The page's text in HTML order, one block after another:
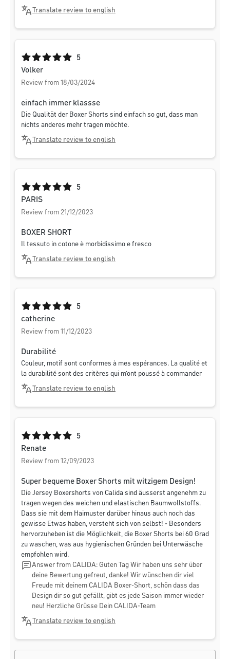
Translate review to english
Average rating of 5 out of 5 stars
5
Volker
Review from 18/03/2024
einfach immer klassse
Die Qualität der Boxer Shorts sind einfach so gut, dass man
nichts anderes mehr tragen möchte.
Translate review to english
Average rating of 5 out of 5 stars
5
PARIS
Review from 21/12/2023
BOXER SHORT
Il tessuto in cotone è morbidissimo e fresco
Translate review to english
Average rating of 5 out of 5 stars
5
catherine
Review from 11/12/2023
Durabilité
Couleur, motif sont conformes à mes espérances. La qualité et
la durabilité sont des critères qui m’ont poussé à commander
Translate review to english
Average rating of 5 out of 5 stars
5
Renate
Review from 12/09/2023
Super bequeme Boxer Shorts mit witzigem Design!
Die Jersey Boxershorts von Calida sind äusserst angenehm zu
tragen wegen des weichen und elastischen Baumwollstoffs.
Dass sie mit dem Haimuster darüber hinaus auch noch das
gewisse Etwas haben, versteht sich von selbst! - Besonders
hervorzuheben ist die Möglichkeit, die Boxer Shorts bei 60 Grad
zu waschen, was aus hygienischen Gründen bei Unterwäsche
empfohlen wird.
Answer from CALIDA: Guten Tag Wir haben uns sehr über
deine Bewertung gefreut, danke! Wir wünschen dir viel
Freude mit deinem CALIDA Boxer-Short, schön dass das
Design dir so gut gefällt, gibt es jede Saison immer wieder
neu! Herzliche Grüsse Dein CALIDA-Team
Translate review to english